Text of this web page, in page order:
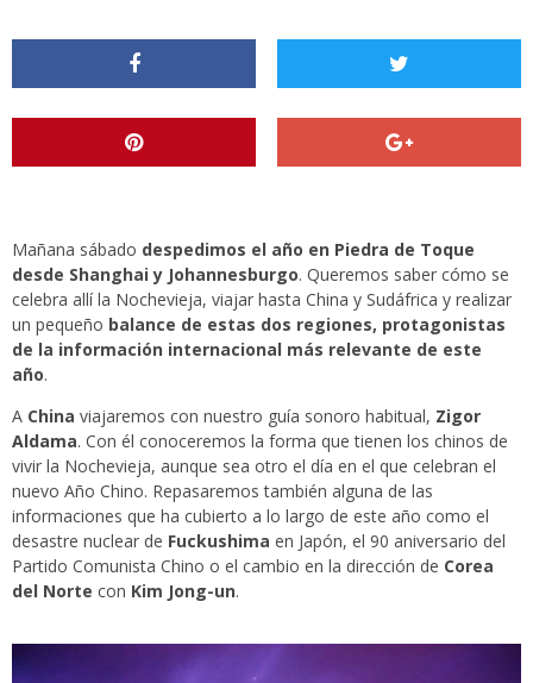
Mañana sábado despedimos el año en Piedra de Toque
desde Shanghai y Johannesburgo. Queremos saber cómo se
celebra allí la Nochevieja, viajar hasta China y Sudáfrica y realizar
un pequeño balance de estas dos regiones, protagonistas
de la información internacional más relevante de este
año.
A China viajaremos con nuestro guía sonoro habitual, Zigor
Aldama. Con él conoceremos la forma que tienen los chinos de
vivir la Nochevieja, aunque sea otro el día en el que celebran el
nuevo Año Chino. Repasaremos también alguna de las
informaciones que ha cubierto a lo largo de este año como el
desastre nuclear de Fuckushima en Japón, el 90 aniversario del
Partido Comunista Chino o el cambio en la dirección de Corea
del Norte con Kim Jong-un.